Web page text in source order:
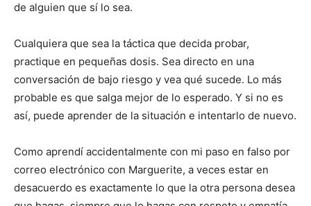
de alguien que sí lo sea.
Cualquiera que sea la táctica que decida probar,
practique en pequeñas dosis. Sea directo en una
conversación de bajo riesgo y vea qué sucede. Lo más
probable es que salga mejor de lo esperado. Y si no es
así, puede aprender de la situación e intentarlo de nuevo.
Como aprendí accidentalmente con mi paso en falso por
correo electrónico con Marguerite, a veces estar en
desacuerdo es exactamente lo que la otra persona desea